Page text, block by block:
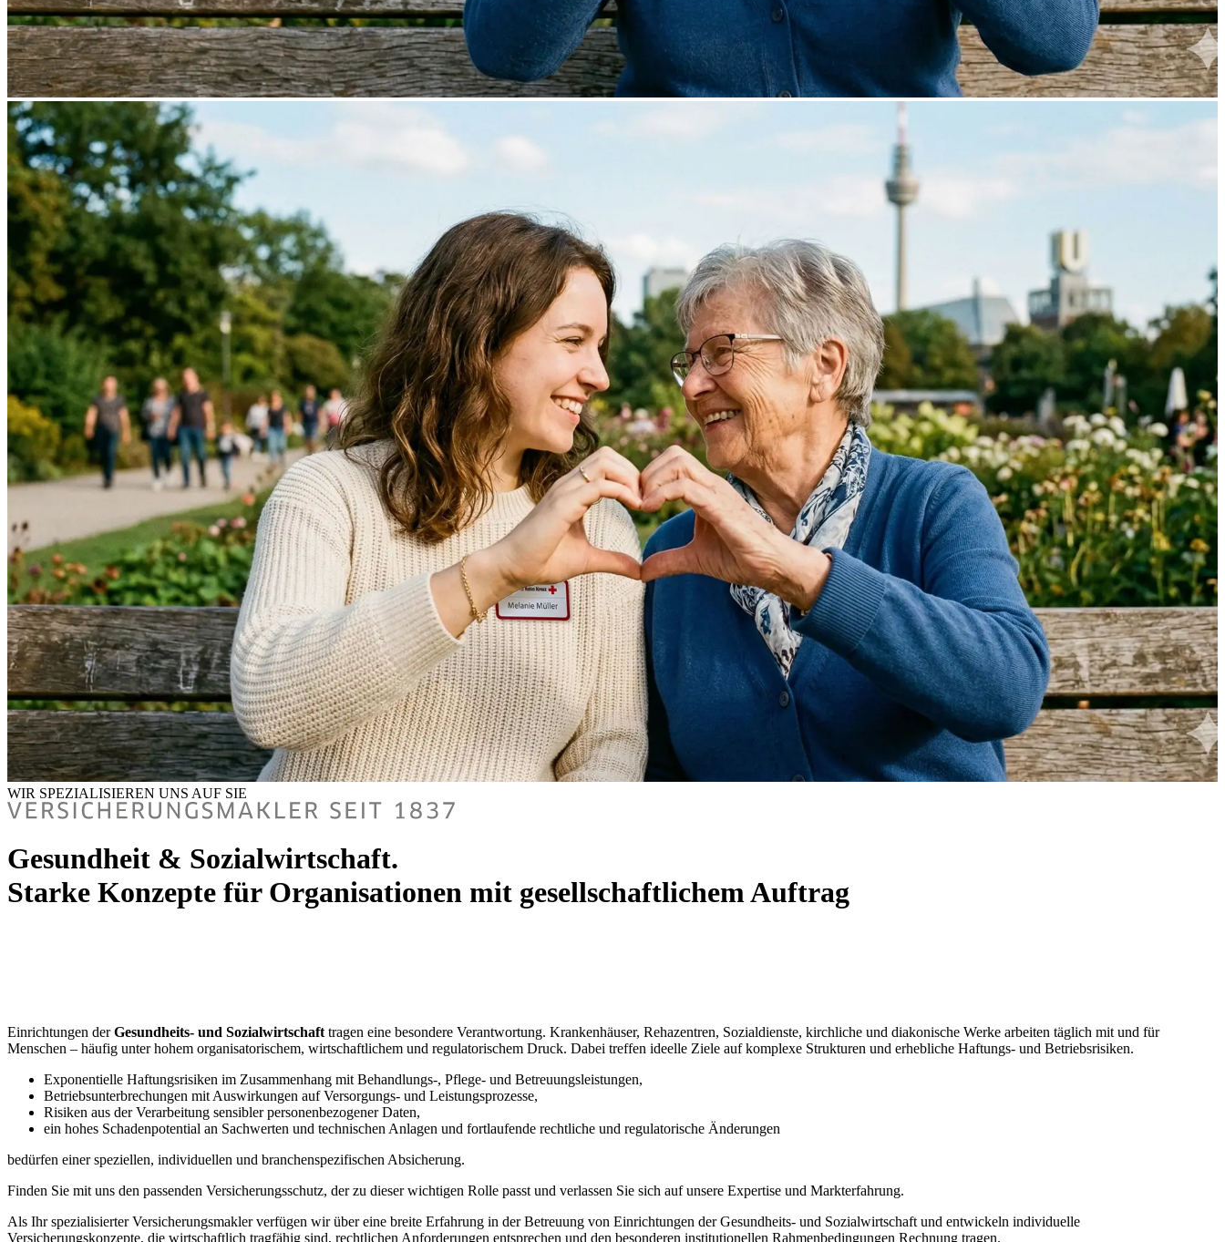
WIR SPEZIALISIEREN UNS AUF SIE
Gesundheit & Sozialwirtschaft.
Starke Konzepte für Organisationen mit gesellschaftlichem Auftrag
Einrichtungen derGesundheits- und Sozialwirtschaft tragen eine besondere Verantwortung. Krankenhäuser, Rehazentren, Sozialdienste, kirchliche und diakonische Werke arbeiten täglich mit und für
Menschen – häufig unter hohem organisatorischem, wirtschaftlichem und regulatorischem Druck. Dabei treffen ideelle Ziele auf komplexe Strukturen und erhebliche Haftungs- und Betriebsrisiken.
Exponentielle Haftungsrisiken im Zusammenhang mit Behandlungs-, Pflege- und Betreuungsleistungen,
Betriebsunterbrechungen mit Auswirkungen auf Versorgungs- und Leistungsprozesse,
Risiken aus der Verarbeitung sensibler personenbezogener Daten,
ein hohes Schadenpotential an Sachwerten und technischen Anlagen und fortlaufende rechtliche und regulatorische Änderungen
bedürfen einer speziellen, individuellen und branchenspezifischen Absicherung.
Finden Sie mit uns den passenden Versicherungsschutz, der zu dieser wichtigen Rolle passt und verlassen Sie sich auf unsere Expertise und Markterfahrung.
Als Ihr spezialisierter Versicherungsmakler verfügen wir über eine breite Erfahrung in der Betreuung von Einrichtungen der Gesundheits- und Sozialwirtschaft und entwickeln individuelle
Versicherungskonzepte, die wirtschaftlich tragfähig sind, rechtlichen Anforderungen entsprechen und den besonderen institutionellen Rahmenbedingungen Rechnung tragen.